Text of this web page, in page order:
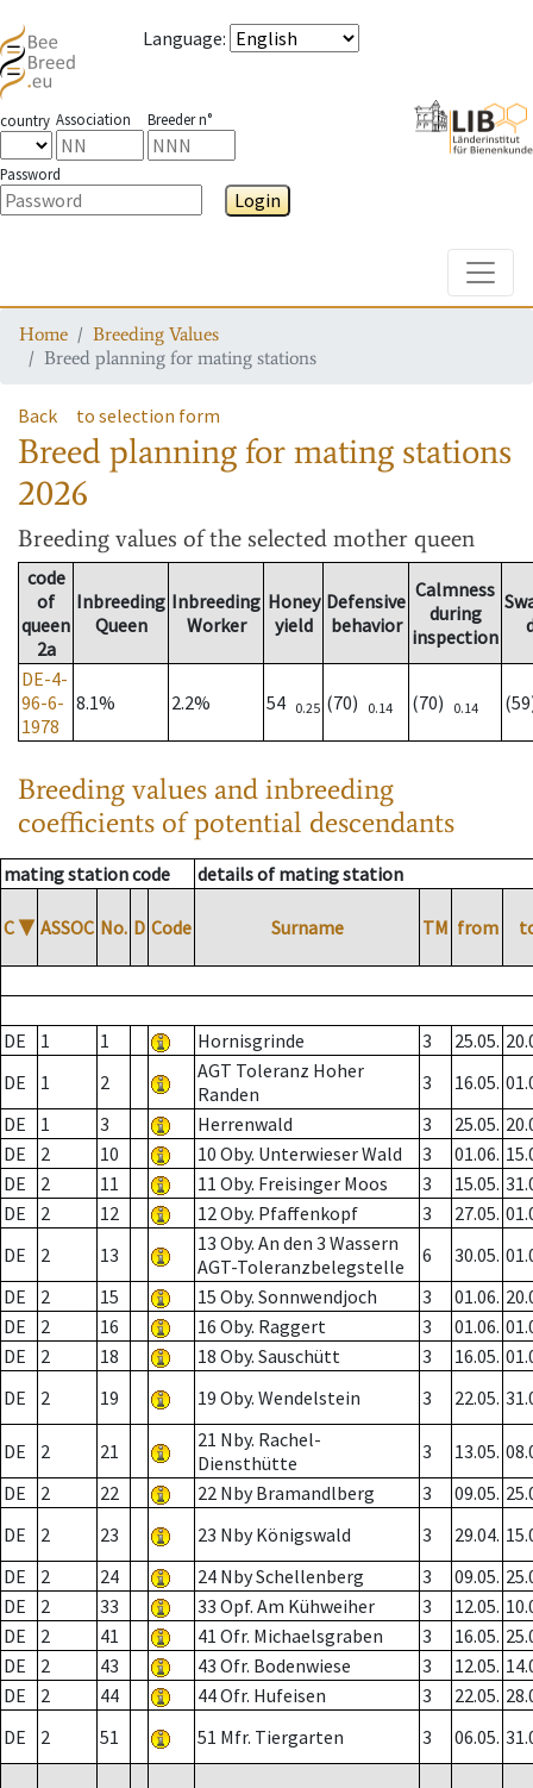
Language:
country Association Breeder n°
Password
Login
Home
Breeding Values
Breed planning for mating stations
Back to selection form
Breed planning for mating stations
2026
Breeding values of the selected mother queen
code
of
queen
2a
Inbreeding
Queen
Inbreeding
Worker
Honey
yield
Defensive
behavior
Calmness
during
inspection
DE-4-
96-6-
1978
8.1% 2.2% 54 0.25 (70) 0.14 (70) 0.14
Breeding values and inbreeding
coefficients of potential descendants
mating station code details of mating station
C ▼ ASSOC No. D Code Surname TM from
DE 1 1 Hornisgrinde 3 25.05.
DE
1 2
AGT Toleranz Hoher
Randen
3 16.05.
DE
1 3 Herrenwald 3 25.05.
DE
2 10 10 Oby. Unterwieser Wald 3 01.06.
DE
2 11 11 Oby. Freisinger Moos 3 15.05.
DE
2 12 12 Oby. Pfaffenkopf 3 27.05.
DE
2 13
13 Oby. An den 3 Wassern
AGT-Toleranzbelegstelle
6 30.05.
DE
2 15 15 Oby. Sonnwendjoch 3 01.06.
DE
2 16 16 Oby. Raggert 3 01.06.
DE
2 18 18 Oby. Sauschütt 3 16.05.
DE
2 19 19 Oby. Wendelstein 3 22.05.
DE 2 21
21 Nby. Rachel-
Diensthütte
3 13.05.
DE
2 22 22 Nby Bramandlberg 3 09.05.
DE
2 23 23 Nby Königswald 3 29.04.
DE
2 24 24 Nby Schellenberg 3 09.05.
DE
2 33 33 Opf. Am Kühweiher 3 12.05.
DE
2 41 41 Ofr. Michaelsgraben 3 16.05.
DE
2 43 43 Ofr. Bodenwiese 3 12.05.
DE
2 44 44 Ofr. Hufeisen 3 22.05.
DE
2 51 51 Mfr. Tiergarten 3 06.05.